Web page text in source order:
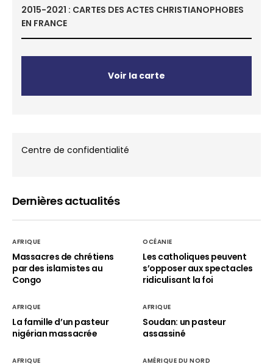
2015-2021 : CARTES DES ACTES CHRISTIANOPHOBES
EN FRANCE
Voir la carte
Centre de confidentialité
Dernières actualités
AFRIQUE
Massacres de chrétiens
par des islamistes au
Congo
OCÉANIE
Les catholiques peuvent
s’opposer aux spectacles
ridiculisant la foi
AFRIQUE
La famille d’un pasteur
nigérian massacrée
AFRIQUE
Soudan: un pasteur
assassiné
AFRIQUE AMÉRIQUE DU NORD